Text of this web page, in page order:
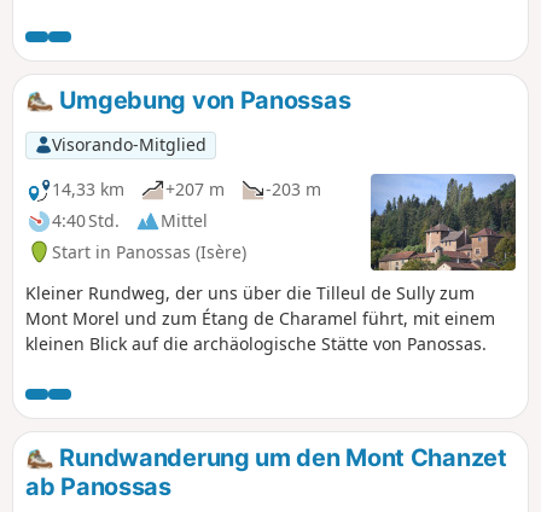
Flugzeugabstürze), zurück ins
Mittelalter über den Fischteich des
Schlosses Delphinal de Vernas.
Umgebung von Panossas
Visorando-Mitglied
14,33 km
+207 m
-203 m
4:40 Std.
Mittel
Start in Panossas (Isère)
Kleiner Rundweg, der uns über die Tilleul de Sully zum
Mont Morel und zum Étang de Charamel führt, mit einem
kleinen Blick auf die archäologische Stätte von Panossas.
Rundwanderung um den Mont Chanzet
ab Panossas